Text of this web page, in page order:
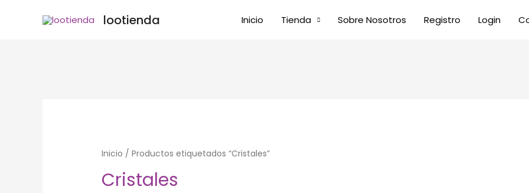
lootienda Inicio Tienda Sobre Nosotros Registro Login
Inicio / Productos etiquetados “Cristales”
Cristales